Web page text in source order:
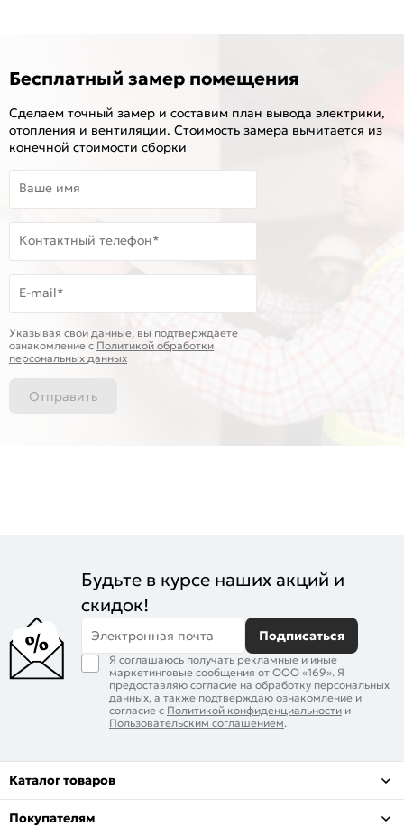
Бесплатный замер помещения
Сделаем точный замер и составим план вывода электрики,
отопления и вентиляции. Стоимость замера вычитается из
конечной стоимости сборки
Ваше имя
Контактный телефон*
E-mail*
Указывая свои данные, вы подтверждаете
ознакомление c Политикой обработки
персональных данных
Отправить
Будьте в курсе наших акций и
скидок!
Электронная почта Подписаться
Я соглашаюсь получать рекламные и иные
маркетинговые сообщения от ООО «169». Я
предоставляю согласие на обработку персональных
данных, а также подтверждаю ознакомление и
согласие с Политикой конфиденциальности и
Пользовательским соглашением.
Каталог товаров
Покупателям